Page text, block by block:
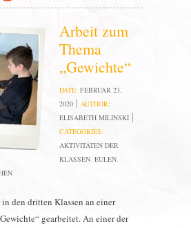
Arbeit zum
Thema
„Gewichte“
DATE: FEBRUAR 23,
2020
AUTHOR:
ELISABETH MILINSKI
CATEGORIES:
AKTIVITÄTEN DER
KLASSEN, EULEN,
den dritten Klassen an einer
gearbeitet. An einer der